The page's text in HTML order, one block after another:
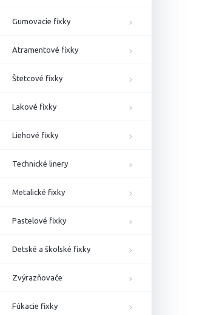
Gumovacie fixky
Atramentové fixky
Štetcové fixky
Lakové fixky
Liehové fixky
Technické linery
Metalické fixky
Pastelové fixky
Detské a školské fixky
Zvýrazňovače
Fúkacie fixky